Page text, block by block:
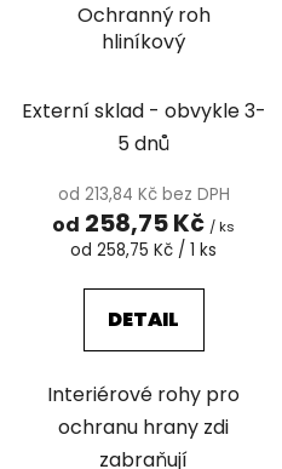
Ochranný roh
hliníkový
Externí sklad - obvykle 3-
5 dnů
od 213,84 Kč bez DPH
od 258,75 Kč / ks
Měrná
od 258,75 Kč / 1 ks
DETAIL
Interiérové rohy pro
ochranu hrany zdi
zabraňují